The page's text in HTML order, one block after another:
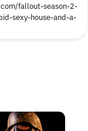
fallout-season-2-
sexy-house-and-a-